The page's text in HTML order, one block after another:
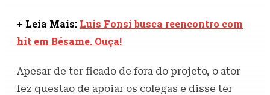
+ Leia Mais: Luis Fonsi busca reencontro com
hit em Bésame. Ouça!
Apesar de ter ficado de fora do projeto, o ator
fez questão de apoiar os colegas e disse ter